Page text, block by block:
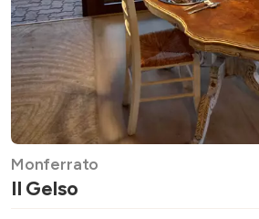
Monferrato
Il Gelso